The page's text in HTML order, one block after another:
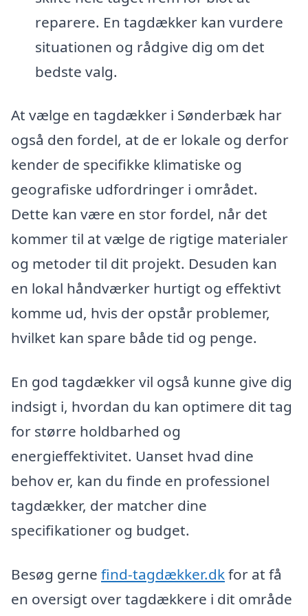
reparere. En tagdækker kan vurdere
situationen og rådgive dig om det
bedste valg.
At vælge en tagdækker i Sønderbæk har
også den fordel, at de er lokale og derfor
kender de specifikke klimatiske og
geografiske udfordringer i området.
Dette kan være en stor fordel, når det
kommer til at vælge de rigtige materialer
og metoder til dit projekt. Desuden kan
en lokal håndværker hurtigt og effektivt
komme ud, hvis der opstår problemer,
hvilket kan spare både tid og penge.
En god tagdækker vil også kunne give dig
indsigt i, hvordan du kan optimere dit tag
for større holdbarhed og
energieffektivitet. Uanset hvad dine
behov er, kan du finde en professionel
tagdækker, der matcher dine
specifikationer og budget.
Besøg gerne find-tagdækker.dkfor at få
en oversigt over tagdækkere i dit område